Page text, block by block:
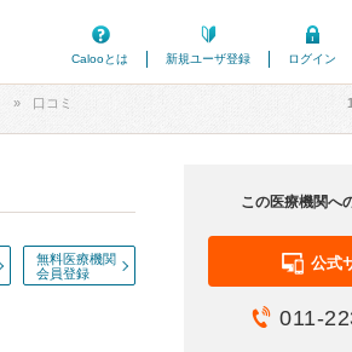
Calooとは
新規ユーザ登録 ログイン
口コミ
無料医療機関
会員登録
この医療機関へ
公式
011-